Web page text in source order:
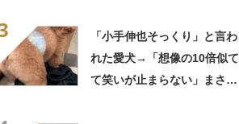
「小手伸也そっくり」と言わ
れた愛犬→「想像の10倍似て
て笑いが止まらない」まさか